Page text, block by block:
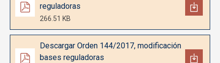
reguladoras
266.51 KB
Documento
Descargar Orden 144/2017, modificación
bases reguladoras